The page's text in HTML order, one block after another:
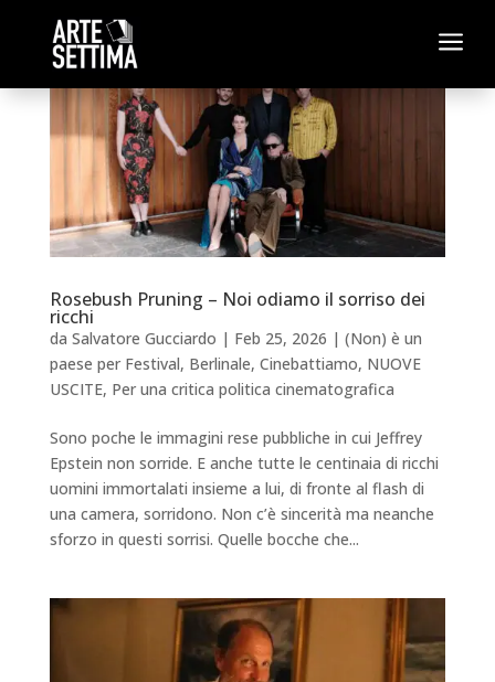
a
Rosebush Pruning – Noi odiamo il sorriso dei
ricchi
da Salvatore Gucciardo | Feb 25, 2026 | (Non) è un
paese per Festival, Berlinale, Cinebattiamo, NUOVE
USCITE, Per una critica politica cinematografica
Sono poche le immagini rese pubbliche in cui Jeffrey
Epstein non sorride. E anche tutte le centinaia di ricchi
uomini immortalati insieme a lui, di fronte al flash di
una camera, sorridono. Non c’è sincerità ma neanche
sforzo in questi sorrisi. Quelle bocche che...